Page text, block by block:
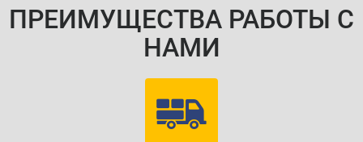
ПРЕИМУЩЕСТВА РАБОТЫ С
НАМИ